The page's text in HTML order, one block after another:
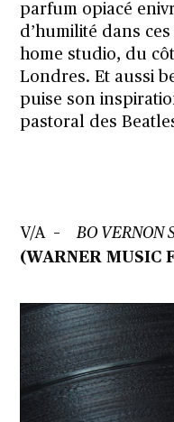
parfum opiacé
d’humilité dans
home studio, du
Londres. Et aussi
puise son
pastoral des
V/A –BO VERNON
(WARNER MUSIC